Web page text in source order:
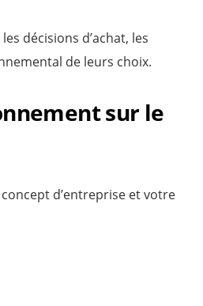
décisions d’achat, les
de leurs choix.
sur le
d’entreprise et votre